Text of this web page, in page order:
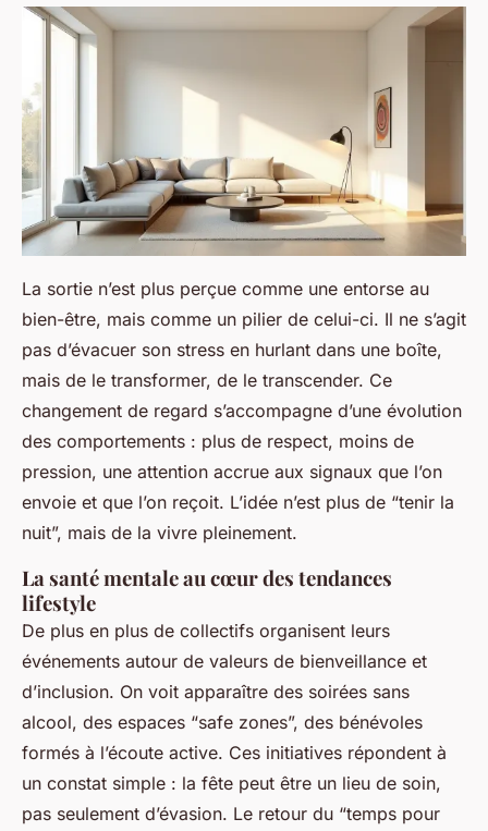
La sortie n’est plus perçue comme une entorse au
bien-être, mais comme un pilier de celui-ci. Il ne s’agit
pas d’évacuer son stress en hurlant dans une boîte,
mais de le transformer, de le transcender. Ce
changement de regard s’accompagne d’une évolution
des comportements : plus de respect, moins de
pression, une attention accrue aux signaux que l’on
envoie et que l’on reçoit. L’idée n’est plus de “tenir la
nuit”, mais de la vivre pleinement.
La santé mentale au cœur des tendances
lifestyle
De plus en plus de collectifs organisent leurs
événements autour de valeurs de bienveillance et
d’inclusion. On voit apparaître des soirées sans
alcool, des espaces “safe zones”, des bénévoles
formés à l’écoute active. Ces initiatives répondent à
un constat simple : la fête peut être un lieu de soin,
pas seulement d’évasion. Le retour du “temps pour